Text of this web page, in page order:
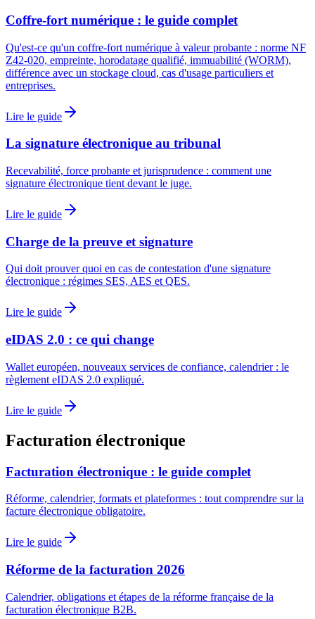
Coffre-fort numérique : le guide complet
Qu'est-ce qu'un coffre-fort numérique à valeur probante : norme NF
Z42-020, empreinte, horodatage qualifié, immuabilité (WORM),
différence avec un stockage cloud, cas d'usage particuliers et
entreprises.
Lire le guide
La signature électronique au tribunal
Recevabilité, force probante et jurisprudence : comment une
signature électronique tient devant le juge.
Lire le guide
Charge de la preuve et signature
Qui doit prouver quoi en cas de contestation d'une signature
électronique : régimes SES, AES et QES.
Lire le guide
eIDAS 2.0 : ce qui change
Wallet européen, nouveaux services de confiance, calendrier : le
règlement eIDAS 2.0 expliqué.
Lire le guide
Facturation électronique
Facturation électronique : le guide complet
Réforme, calendrier, formats et plateformes : tout comprendre sur la
facture électronique obligatoire.
Lire le guide
Réforme de la facturation 2026
Calendrier, obligations et étapes de la réforme française de la
facturation électronique B2B.